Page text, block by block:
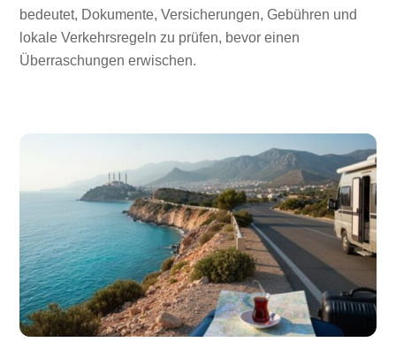
bedeutet, Dokumente, Versicherungen, Gebühren und
lokale Verkehrsregeln zu prüfen, bevor einen
Überraschungen erwischen.